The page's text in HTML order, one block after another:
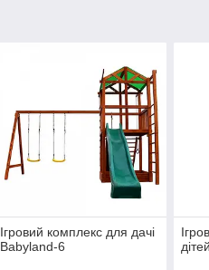
Ігровий комплекс для дачі
Babyland-6